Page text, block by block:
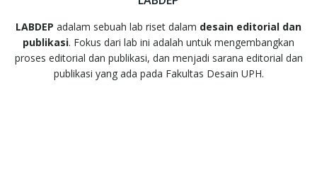
LABDEP adalam sebuah lab riset dalam desain editorial dan
publikasi. Fokus dari lab ini adalah untuk mengembangkan
proses editorial dan publikasi, dan menjadi sarana editorial dan
publikasi yang ada pada Fakultas Desain UPH.